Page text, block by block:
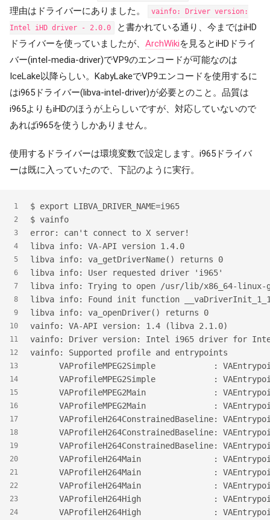
理由はドライバーにありました。
vainfo: Driver version:
Intel iHD driver - 2.0.0
と書かれている通り、今まではiHD
ドライバーを使っていましたが、 ArchWikiを見るとiHDドライ
バー(intel-media-driver)でVP9のエンコードが可能なのは
IceLake以降らしい。KabyLakeでVP9エンコードを使用するに
はi965ドライバー(libva-intel-driver)が必要とのこと。品質は
i965よりもiHDのほうが上らしいですが、対応していないので
あればi965を使うしかありません。
使用するドライバーは環境変数で設定します。i965ドライバ
ーは既に入っていたので、下記のように実行。
1
2
3
4
5
6
7
8
9
10
11
12
13
14
15
16
17
18
19
20
21
22
23
24
$ export LIBVA_DRIVER_NAME=i965
$ vainfo
error: can't connect to X server!
libva info: VA-API version 1.4.0
libva info: va_getDriverName() returns 0
libva info: User requested driver 'i965'
libva info: Trying to open /usr/lib/x86_64-linux-
libva info: Found init function
libva info: va_openDriver() returns 0
vainfo: VA-API version: 1.4 (libva 2.1.0)
vainfo: Driver version: Intel i965 driver for
vainfo: Supported profile and entrypoints
VAProfileMPEG2Simple
VAProfileMPEG2Simple
VAProfileMPEG2Main
VAProfileMPEG2Main
VAProfileH264Main
VAProfileH264Main
VAProfileH264Main
VAProfileH264High
VAProfileH264High